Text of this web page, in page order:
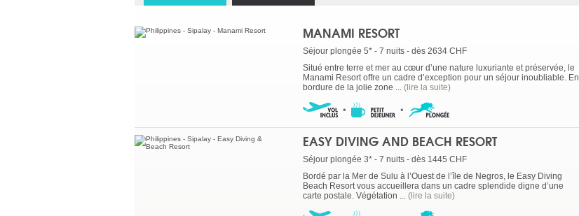
MANAMI RESORT
Séjour plongée 5* - 7 nuits - dès 2634 CHF
Situé entre terre et mer au cœur d’une nature luxuriante et préservée, le
Manami Resort offre un cadre d’exception pour un séjour inoubliable. En
bordure de la jolie zone ... (lire la suite)
EASY DIVING AND BEACH RESORT
Séjour plongée 3* - 7 nuits - dès 1445 CHF
Bordé par la Mer de Sulu à l’Ouest de l’île de Negros, le Easy Diving
Beach Resort vous accueillera dans un cadre splendide digne d’une
carte postale. Végétation ... (lire la suite)